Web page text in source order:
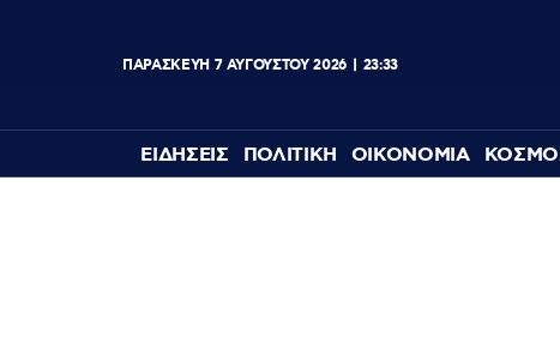
ΠΑΡΑΣΚΕΥΉ 7 ΑΥΓΟΎΣΤΟΥ 2026 23:34
ΕΙΔΗΣΕΙΣ ΠΟΛΙΤΙΚΗ ΟΙΚΟΝΟΜΙΑ